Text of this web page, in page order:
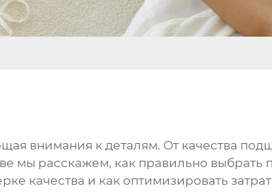
внимания к деталям. От качества
мы расскажем, как правильно выбрать
качества и как оптимизировать